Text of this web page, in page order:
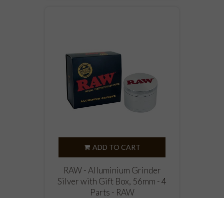
ADD TO CART
RAW - Alluminium Grinder
Silver with Gift Box, 56mm - 4
Parts - RAW